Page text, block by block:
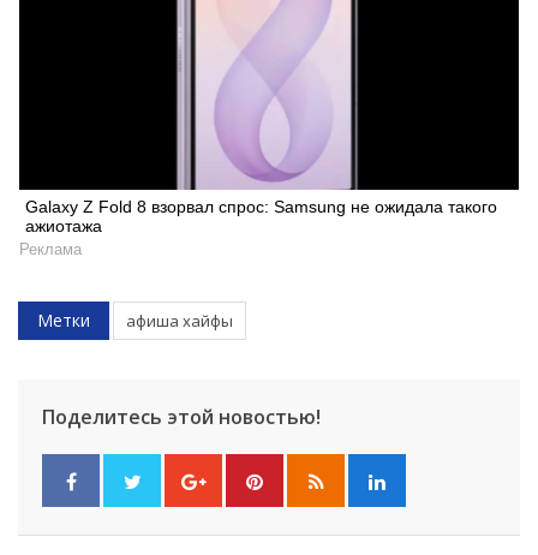
Galaxy Z Fold 8 взорвал спрос: Samsung не ожидала такого
ажиотажа
Реклама
Метки афиша хайфы
Поделитесь этой новостью!